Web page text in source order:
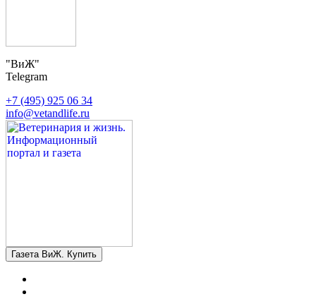
"ВиЖ"
Telegram
+7 (495) 925 06 34
info@vetandlife.ru
Газета ВиЖ. Купить